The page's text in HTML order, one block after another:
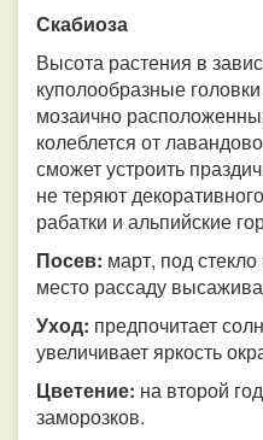
Скабиоза
Высота растения в
куполообразные
мозаично
колеблется от
сможет устроить
не теряют
рабатки и альпийские
Посев: март, под
место рассаду
Уход: предпочитает
увеличивает яркость
Цветение: на второй
заморозков.